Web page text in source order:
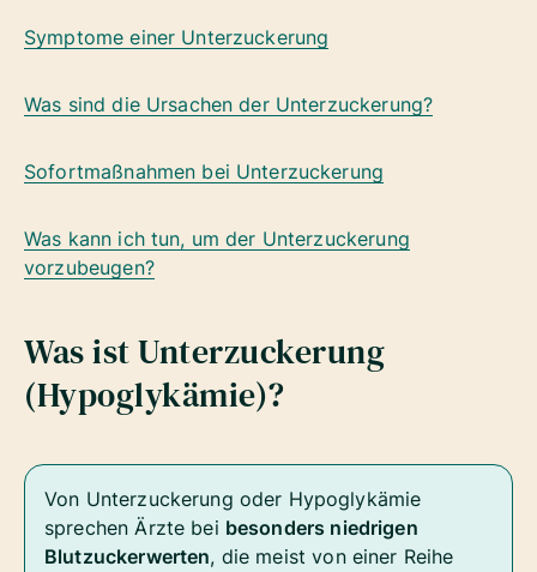
Symptome einer Unterzuckerung
Was sind die Ursachen der Unterzuckerung?
Sofortmaßnahmen bei Unterzuckerung
Was kann ich tun, um der Unterzuckerung
vorzubeugen?
Was ist Unterzuckerung
(Hypoglykämie)?
Von Unterzuckerung oder Hypoglykämie
sprechen Ärzte bei besonders niedrigen
Blutzuckerwerten, die meist von einer Reihe